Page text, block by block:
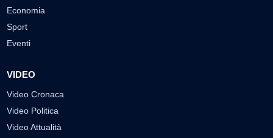
Economia
Sport
Eventi
VIDEO
Video Cronaca
Video Politica
Video Attualità